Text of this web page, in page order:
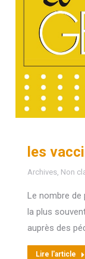
les
Archives Non
Le nombre de
la plus
auprès des
Lire l'article